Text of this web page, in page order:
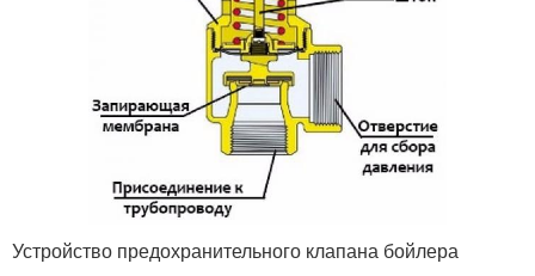
Устройство предохранительного клапана бойлера